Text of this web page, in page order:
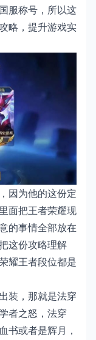
服称号，所以这
略，提升游戏实
因为他的这份定
面把王者荣耀现
的事情全部放在
这份攻略理解
耀王者段位都是
装，那就是法穿
者之怒，法穿
书或者是辉月，